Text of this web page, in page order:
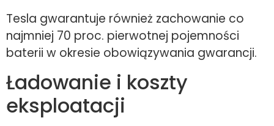
Tesla gwarantuje również zachowanie co
najmniej 70 proc. pierwotnej pojemności
baterii w okresie obowiązywania gwarancji.
Ładowanie i koszty
eksploatacji